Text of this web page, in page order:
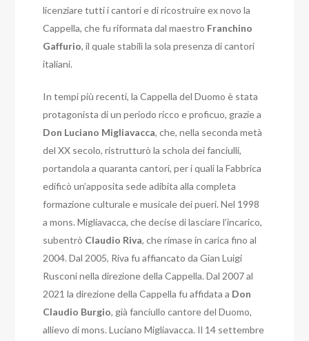
licenziare tutti i cantori e di ricostruire ex novo la
Cappella, che fu riformata dal maestro Franchino
Gaffurio, il quale stabilì la sola presenza di cantori
italiani.
In tempi più recenti, la Cappella del Duomo è stata
protagonista di un periodo ricco e proficuo, grazie a
Don Luciano Migliavacca, che, nella seconda metà
del XX secolo, ristrutturò la schola dei fanciulli,
portandola a quaranta cantori, per i quali la Fabbrica
edificò un’apposita sede adibita alla completa
formazione culturale e musicale dei pueri.Nel 1998
a mons. Migliavacca, che decise di lasciare l’incarico,
subentrò Claudio Riva, che rimase in carica fino al
2004. Dal 2005, Riva fu affiancato da Gian Luigi
Rusconi nella direzione della Cappella.Dal 2007 al
2021 la direzione della Cappella fu affidata a Don
Claudio Burgio, già fanciullo cantore del Duomo,
allievo di mons. Luciano Migliavacca. Il 14 settembre